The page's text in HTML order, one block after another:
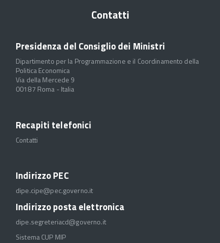
Contatti
Presidenza del Consiglio dei Ministri
Dipartimento per la Programmazione e il Coordinamento della
Politica Economica
Via della Mercede 9
00187 Roma - Italia
Recapiti telefonici
Contatti
Indirizzo PEC
dipe.cipe@pec.governo.it
Indirizzo posta elettronica
dipe.segreteriacd@governo.it
Sistema CUP MIP